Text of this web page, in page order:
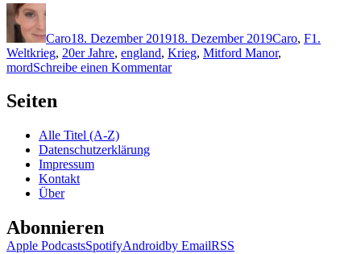
Autor
Caro18. Dezember 201918. Dezember 2019Caro, F1.
Weltkrieg, 20er Jahre, england, Krieg, Mitford Manor,
mordSchreibe einen Kommentarzu
Seiten
Alle Titel (A-Z)
Datenschutzerklärung
Impressum
Kontakt
Über
Abonnieren
Apple PodcastsSpotifyAndroidby EmailRSS